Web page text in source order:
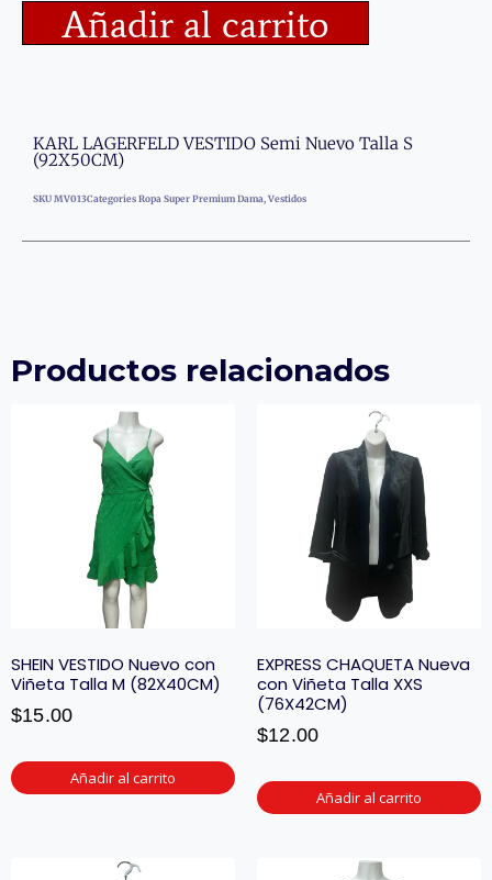
Añadir al carrito
KARL LAGERFELD VESTIDO Semi Nuevo Talla S
(92X50CM)
SKU MV013Categories Ropa Super Premium Dama, Vestidos
Productos relacionados
SHEIN VESTIDO Nuevo con
Viñeta Talla M (82X40CM)
$15.00
Añadir al carrito
EXPRESS CHAQUETA Nueva
con Viñeta Talla XXS
(76X42CM)
$12.00
Añadir al carrito